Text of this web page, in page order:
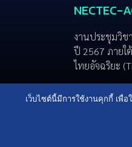
NECTEC-
งานประชุมวิช
ปี 2567 ภายใ
ไทยอัจฉริยะ
Terms
เว็บไซต์นี้มีการใช้งานคุกกี้ เพื่